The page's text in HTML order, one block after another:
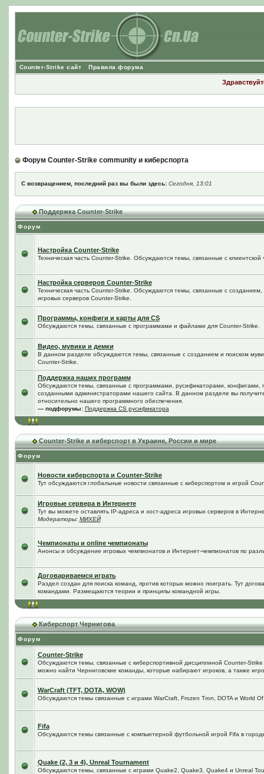
Counter-Strike сайт Правила форума
Форум Counter-Strike community и киберспорта
С возвращением, последний раз вы были здесь: Сегодня, 13:01
Поддержка Counter-Strike
Форум
Настройка Counter-Strike
Техническая часть Counter-Strike. Обсуждаются темы, связанные с клиентской
Настройка серверов Counter-Strike
Техническая часть Counter-Strike. Обсуждаются темы, связанные с
игровых серверов Counter-Strike.
Программы, конфиги и карты для CS
Обсуждаются темы, связанные с программами и файлами для Counter-Strike.
Видео, мувики и демки
В данном разделе обсуждаются темы, связанные с созданием и поиском
Counter-Strike.
Поддержка наших программ
Обсуждаются темы, связанные с программами, русификаторами, конфигами,
созданными администраторами нашего сайта. В данном разделе вы
относительно нашего программного обеспечения.
— подфорумы: Поддержка CS русификатора
Counter-Strike и киберспорт в Украине, России и мире
Форум
Новости киберспорта и Counter-Strike
Тут обсуждаются глобальные новости связанные с киберспортом и игрой
Игровые сервера в Интернете
Тут вы можете оставлять IP-адреса и хост-адреса игровых серверов в
Модераторы: МИХЕЙ
Чемпионаты и online чемпионаты
Анонсы и обсуждение игровых чемпионатов и Интернет-чемпионатов по
Договариваемся играть
Раздел создан для поиска команд, против которых можно поиграть. Тут
командами. Размещаются теории и принципы командной игры.
Киберспорт Чернигова
Форум
Counter-Strike
Обсуждаются темы, связанные с киберспортивной дисциплиной Counter-Strike
можно найти Черниговские команды, которые набирают игроков, а также
WarCraft (TFT, DOTA, WOW)
Обсуждаются темы связанные с играми WarCraft, Frozen Tron, DOTA и World
Fifa
Обсуждаются темы связанные с компьютерной футбольной игрой Fifa в
Quake (2, 3 и 4), Unreal Tournament
Обсуждаются темы, связанные с играми Quake2, Quake3, Quake4 и Unreal